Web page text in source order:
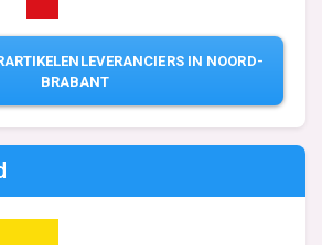
IN NOORD-
BRABANT